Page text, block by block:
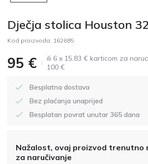
Dječja stolica Houston
Kod proizvoda: 162685
95 €
ili 6 x 15.83 € karticom za
100 €
Besplatna dostava
Bez plaćanja unaprijed
Besplatan povrat unutar 365 dana
Nažalost, ovaj proizvod trenutno
za naručivanje